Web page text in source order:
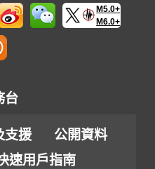
M5.0+
M6.0+
台
支援
公開資料
速用戶指南